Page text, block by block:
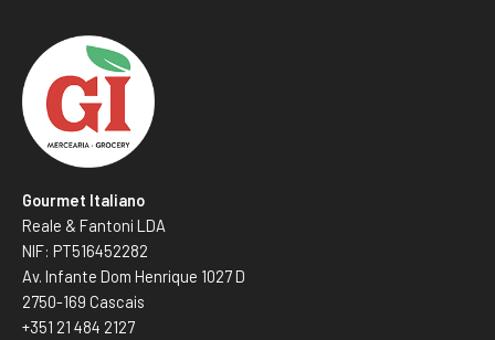
Gourmet Italiano
Reale & Fantoni LDA
NIF: PT516452282
Av. Infante Dom Henrique 1027 D
2750-169 Cascais
+351 21 484 2127